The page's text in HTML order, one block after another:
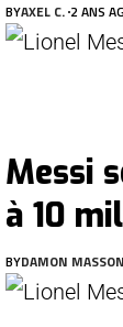
BYAXEL C. 2 ANS
Messi
à 10
BYDAMON MASSON